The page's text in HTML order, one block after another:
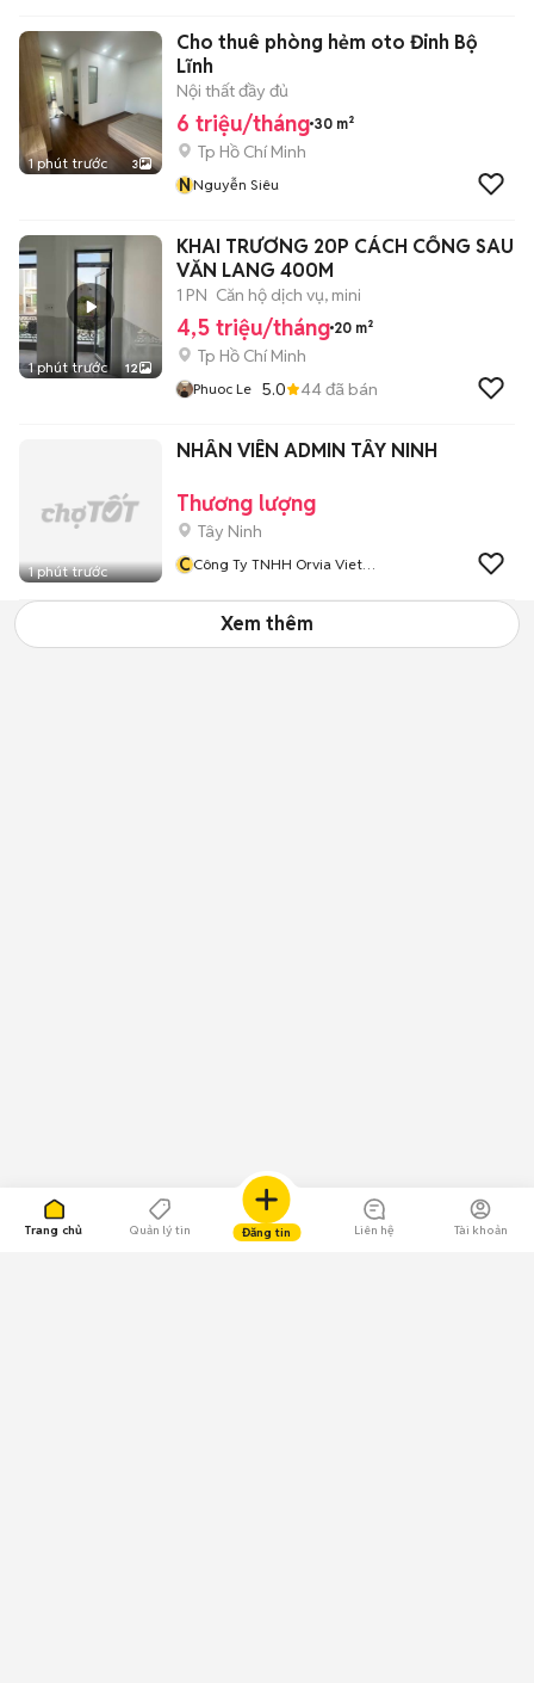
Trang chủ Quản lý tin Đăng tin Liên hệ Tài khoản
1 phút trước 3
Cho thuê phòng hẻm oto Đinh Bộ
Lĩnh
Nội thất đầy đủ
6 triệu/tháng 30 m²
Tp Hồ Chí Minh
NNguyễn Siêu
1 phút trước 12
KHAI TRƯƠNG 20P CÁCH CỔNG SAU
VĂN LANG 400M
1 PN Căn hộ dịch vụ, mini
4,5 triệu/tháng 20 m²
Tp Hồ Chí Minh
Phuoc Le 5.0 44đã bán
1 phút trước
NHÂN VIÊN ADMIN TÂY NINH
Thương lượng
Tây Ninh
CCông Ty TNHH Orvia Viet
Xem thêm